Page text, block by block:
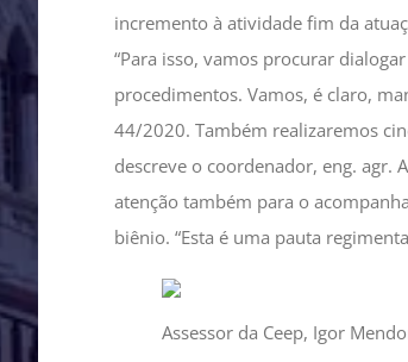
incremento à atividade fim da
“Para isso, vamos procurar
procedimentos. Vamos, é claro,
44/2020. Também realizaremos
descreve o coordenador, eng. agr.
atenção também para o
biênio. “Esta é uma pauta
Assessor da Ceep, Igor